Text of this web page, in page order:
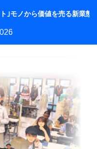
｣モノから価値を売る新業態